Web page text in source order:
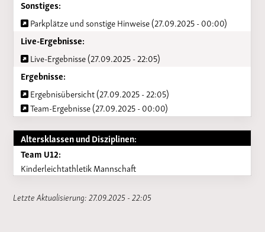
Sonstiges:
Parkplätze und sonstige Hinweise (27.09.2025 - 00:00)
Live-Ergebnisse:
Live-Ergebnisse (27.09.2025 - 22:05)
Ergebnisse:
Ergebnisübersicht (27.09.2025 - 22:05)
Team-Ergebnisse (27.09.2025 - 00:00)
Altersklassen und Disziplinen:
Team U12:
Kinderleichtathletik Mannschaft
Letzte Aktualisierung: 27.09.2025 - 22:05